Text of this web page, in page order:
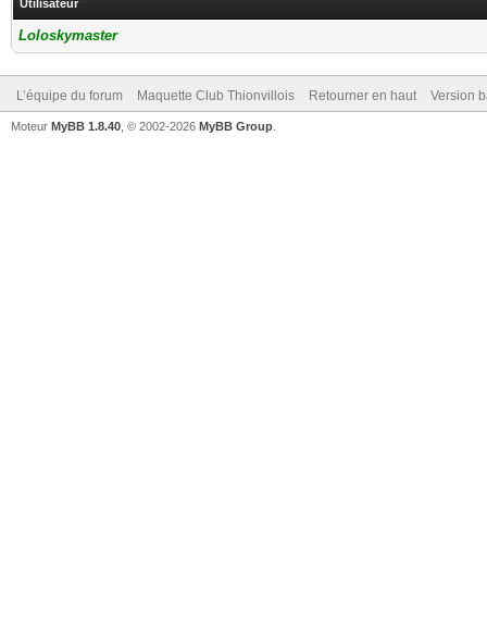
Utilisateur
Loloskymaster
L’équipe du forum Maquette Club Thionvillois Retourner en haut Version
Moteur MyBB 1.8.40 , © 2002-2026 MyBB Group